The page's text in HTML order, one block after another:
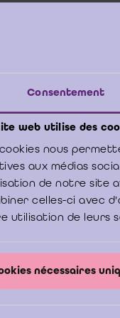
Consentement
web utilise des
nous
aux médias
de notre site
celles-ci avec
utilisation de leurs
nécessaires